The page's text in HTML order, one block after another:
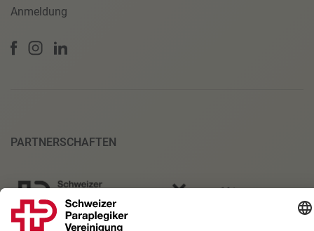
Anmeldung
PARTNERSCHAFTEN